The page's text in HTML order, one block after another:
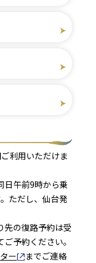
利用いただけま
日午前9時から乗
ただし、仙台発
先の復路予約は受
予約ください。
ー
別窓で開きます
までご連絡